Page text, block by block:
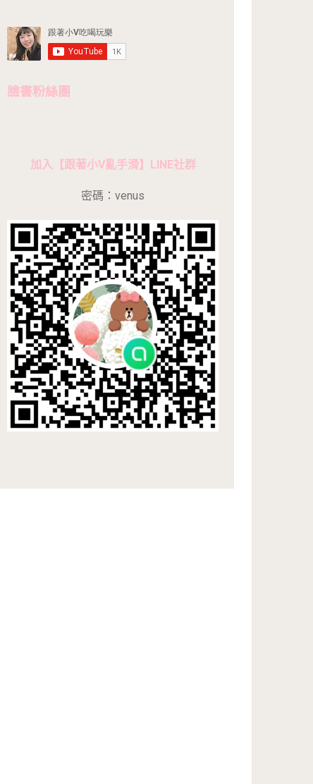
臉書粉絲團
加入【跟著小V亂手滑】LINE社群
密碼：venus